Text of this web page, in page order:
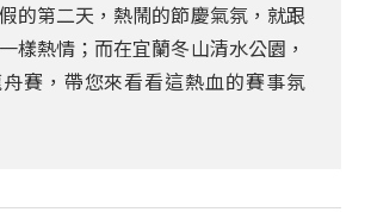
的第二天，熱鬧的節慶氣氛，就跟
樣熱情；而在宜蘭冬山清水公園，
賽，帶您來看看這熱血的賽事氛